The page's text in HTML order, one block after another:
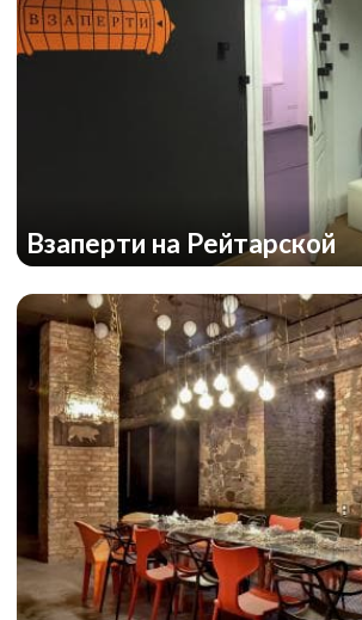
Взаперти на Рейтарской